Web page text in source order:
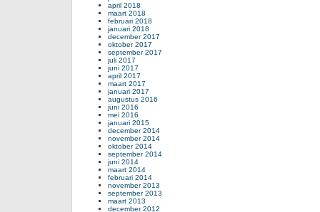
april 2018
maart 2018
februari 2018
januari 2018
december 2017
oktober 2017
september 2017
juli 2017
juni 2017
april 2017
maart 2017
januari 2017
augustus 2016
juni 2016
mei 2016
januari 2015
december 2014
november 2014
oktober 2014
september 2014
juni 2014
maart 2014
februari 2014
november 2013
september 2013
maart 2013
december 2012